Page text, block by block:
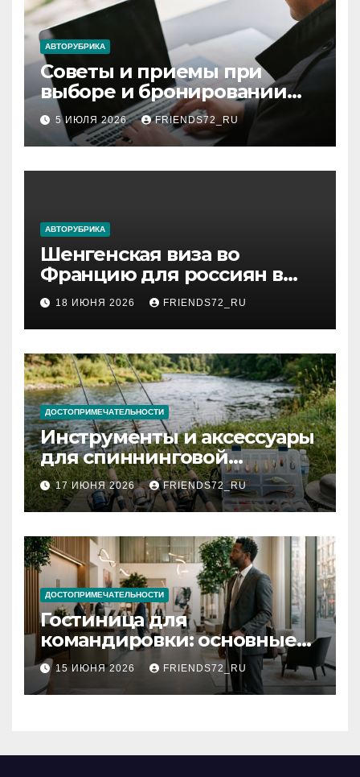
АВТОРУБРИКА
Советы и приемы при
выборе и бронировании
авиабилетов
5 ИЮЛЯ 2026 FRIENDS72_RU
АВТОРУБРИКА
Шенгенская виза во
Францию для россиян в
2026 году: сроки от 3 дней
и список необходимых
документов
18 ИЮНЯ 2026 FRIENDS72_RU
ДОСТОПРИМЕЧАТЕЛЬНОСТИ
Инструменты и аксессуары
для спиннинговой
рыбалки: назначение и
типы
17 ИЮНЯ 2026 FRIENDS72_RU
ДОСТОПРИМЕЧАТЕЛЬНОСТИ
Гостиница для
командировки: основные
критерии выбора
15 ИЮНЯ 2026 FRIENDS72_RU